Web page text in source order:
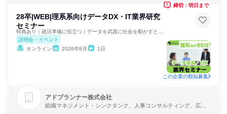
28卒|WEB|理系系向けデータDX・IT業界研究
セミナー
説明会・イベント
オンライン
2026年8月 1日
締切：明日まで
この企業の類似募集
アドプランナー株式会社
組織マネジメント・シンクタンク、人事コンサルティング、広